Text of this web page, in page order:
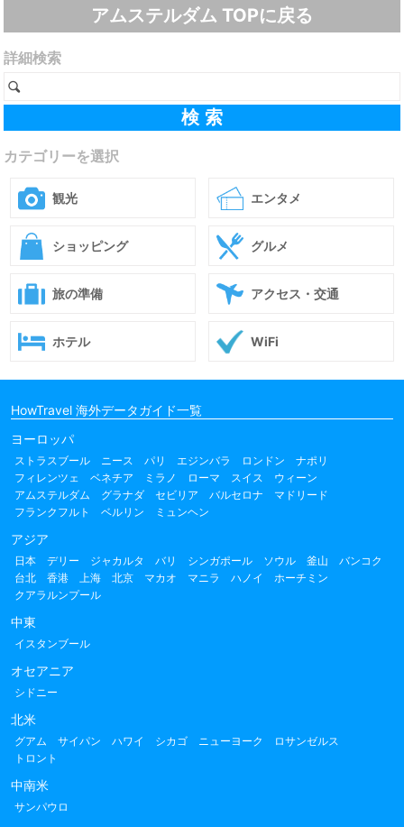
アムステルダム TOPに戻る
詳細検索
カテゴリーを選択
観光 エンタメ
ショッピング グルメ
旅の準備 アクセス・交通
ホテル WiFi
HowTravel 海外データガイド一覧
ヨーロッパ
ストラスブール ニース パリ エジンバラ ロンドン
ナポリ
フィレンツェ
ベネチア ミラノ ローマ スイス
ウィーン
アムステルダム
グラナダ セビリア バルセロナ
マドリード
フランクフルト
ベルリン ミュンヘン
アジア
日本 デリー ジャカルタ バリ シンガポール ソウル 釜山
バンコク
台北
香港 上海 北京 マカオ マニラ ハノイ
ホーチミン
クアラルンプール
中東
イスタンブール
オセアニア
シドニー
北米
グアム サイパン ハワイ シカゴ ニューヨーク
ロサンゼルス
トロント
中南米
サンパウロ